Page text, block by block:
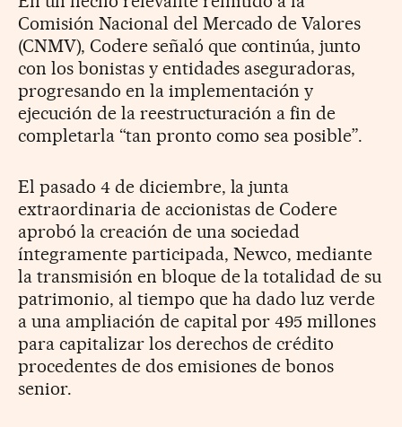
Comisión Nacional del Mercado de Valores
(CNMV), Codere señaló que continúa, junto
con los bonistas y entidades aseguradoras,
progresando en la implementación y
ejecución de la reestructuración a fin de
completarla “tan pronto como sea posible”.
El pasado 4 de diciembre, la junta
extraordinaria de accionistas de Codere
aprobó la creación de una sociedad
íntegramente participada, Newco, mediante
la transmisión en bloque de la totalidad de su
patrimonio, al tiempo que ha dado luz verde
a una ampliación de capital por 495 millones
para capitalizar los derechos de crédito
procedentes de dos emisiones de bonos
senior.